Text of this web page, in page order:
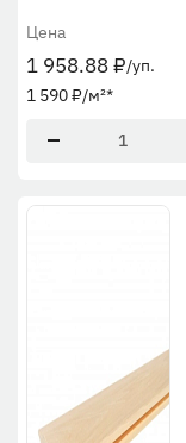
Цена
1 958.88₽/уп.
1 590₽/м²*